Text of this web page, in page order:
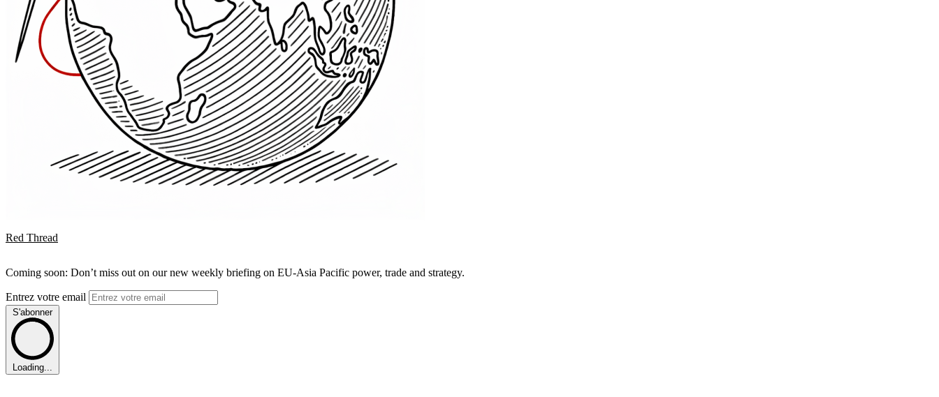
Red Thread
Coming soon: Don’t miss out on our new weekly briefing on EU-Asia Pacific power, trade and strategy.
Entrez votre email
S'abonner
Loading...